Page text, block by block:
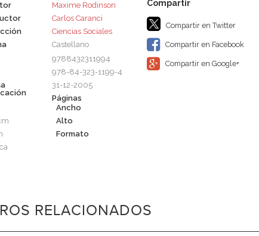
Maxime Rodinson
Carlos Caranci
Ciencias Sociales
Castellano
9788432311994
978-84-323-1199-4
31-12-2005
Páginas
Ancho
Alto
Formato
Compartir en Twitter
Compartir en Facebook
Compartir en Google+
RELACIONADOS